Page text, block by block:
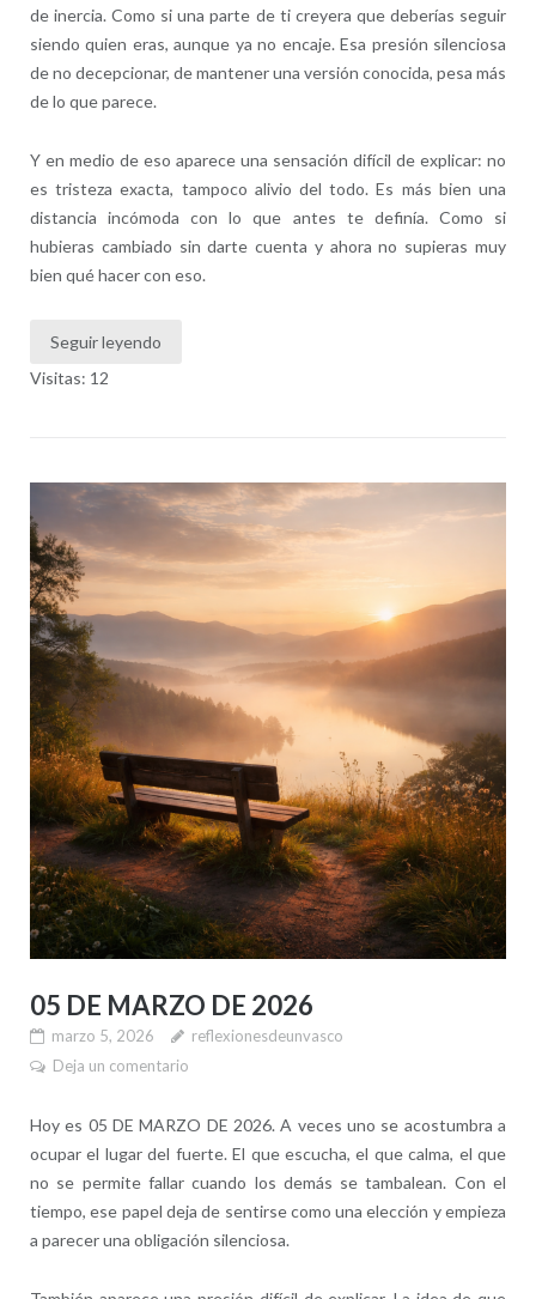
de inercia. Como si una parte de ti creyera que deberías seguir
siendo quien eras, aunque ya no encaje. Esa presión silenciosa
de no decepcionar, de mantener una versión conocida, pesa más
de lo que parece.
Y en medio de eso aparece una sensación difícil de explicar: no
es tristeza exacta, tampoco alivio del todo. Es más bien una
distancia incómoda con lo que antes te definía. Como si
hubieras cambiado sin darte cuenta y ahora no supieras muy
bien qué hacer con eso.
Seguir leyendo
Visitas: 12
05 DE MARZO DE 2026
marzo 5, 2026
reflexionesdeunvasco
Deja un comentario
Hoy es 05 DE MARZO DE 2026. A veces uno se acostumbra a
ocupar el lugar del fuerte. El que escucha, el que calma, el que
no se permite fallar cuando los demás se tambalean. Con el
tiempo, ese papel deja de sentirse como una elección y empieza
a parecer una obligación silenciosa.